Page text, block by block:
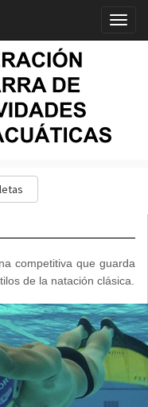
competitiva que guarda
de la natación clásica.